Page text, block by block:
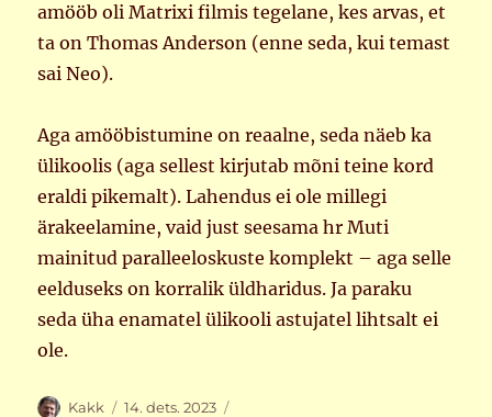
amööb oli Matrixi filmis tegelane, kes arvas, et
ta on Thomas Anderson (enne seda, kui temast
sai Neo).
Aga amööbistumine on reaalne, seda näeb ka
ülikoolis (aga sellest kirjutab mõni teine kord
eraldi pikemalt). Lahendus ei ole millegi
ärakeelamine, vaid just seesama hr Muti
mainitud paralleeloskuste komplekt – aga selle
eelduseks on korralik üldharidus. Ja paraku
seda üha enamatel ülikooli astujatel lihtsalt ei
ole.
Autor
Kakk Postitatud
14. dets. 2023